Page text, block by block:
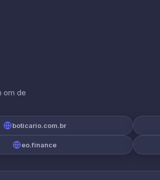
om de
boticario.com.br
eo.finance